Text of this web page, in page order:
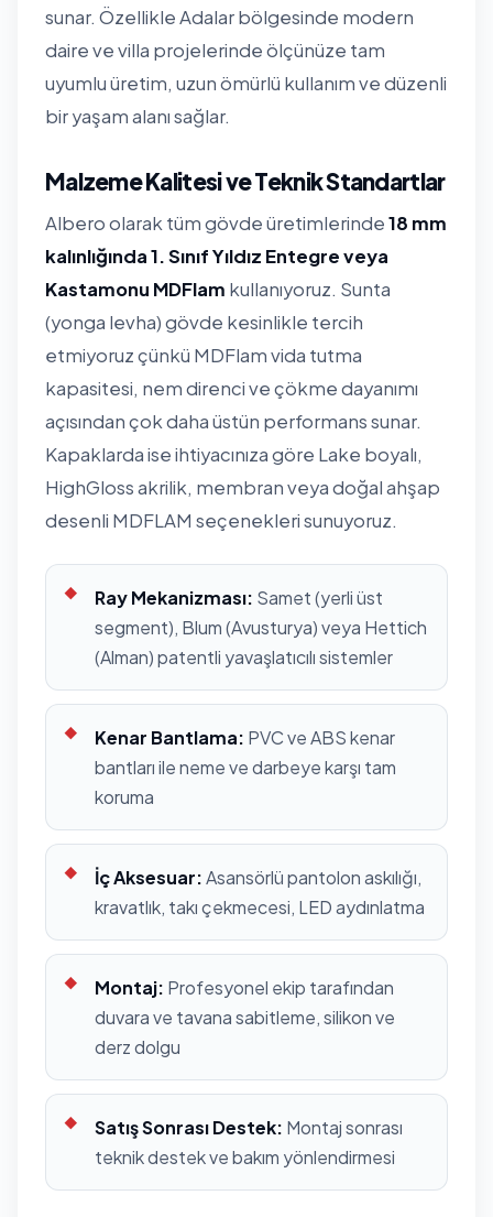
sunar. Özellikle Adalar bölgesinde modern
daire ve villa projelerinde ölçünüze tam
uyumlu üretim, uzun ömürlü kullanım ve düzenli
bir yaşam alanı sağlar.
Malzeme Kalitesi ve Teknik Standartlar
Albero olarak tüm gövde üretimlerinde18 mm
kalınlığında 1. Sınıf Yıldız Entegre veya
Kastamonu MDFlam kullanıyoruz. Sunta
(yonga levha) gövde kesinlikle tercih
etmiyoruz çünkü MDFlam vida tutma
kapasitesi, nem direnci ve çökme dayanımı
açısından çok daha üstün performans sunar.
Kapaklarda ise ihtiyacınıza göre Lake boyalı,
HighGloss akrilik, membran veya doğal ahşap
desenli MDFLAM seçenekleri sunuyoruz.
Ray Mekanizması: Samet (yerli üst
segment), Blum (Avusturya) veya Hettich
(Alman) patentli yavaşlatıcılı sistemler
Kenar Bantlama: PVC ve ABS kenar
bantları ile neme ve darbeye karşı tam
koruma
İç Aksesuar:Asansörlü pantolon askılığı,
kravatlık, takı çekmecesi, LED aydınlatma
Montaj: Profesyonel ekip tarafından
duvara ve tavana sabitleme, silikon ve
derz dolgu
Satış Sonrası Destek: Montaj sonrası
teknik destek ve bakım yönlendirmesi